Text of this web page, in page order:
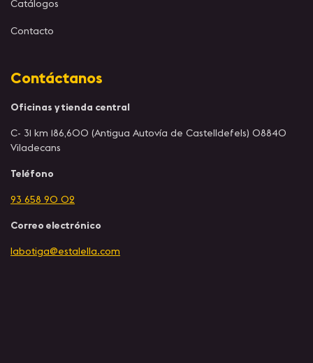
Catálogos
Contacto
Contáctanos
Oficinas y tienda central
C- 31 km 186,600 (Antigua Autovía de Castelldefels) 08840
Viladecans
Teléfono
93 658 90 02
Correo electrónico
labotiga@estalella.com